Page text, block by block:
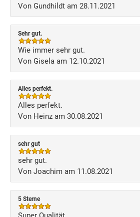
Von Gundhildt am 28.11.2021
Sehr gut.
Wie immer sehr gut.
Von Gisela am 12.10.2021
Alles perfekt.
Alles perfekt.
Von Heinz am 30.08.2021
sehr gut
sehr gut.
Von Joachim am 11.08.2021
5 Sterne